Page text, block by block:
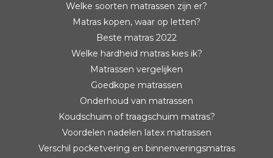
Welke soorten matrassen zijn er?
Matras kopen, waar op letten?
Beste matras 2022
Welke hardheid matras kies ik?
Matrassen vergelijken
Goedkope matrassen
Onderhoud van matrassen
Koudschuim of traagschuim matras?
Voordelen nadelen latex matrassen
Verschil pocketvering en binnenveringsmatras